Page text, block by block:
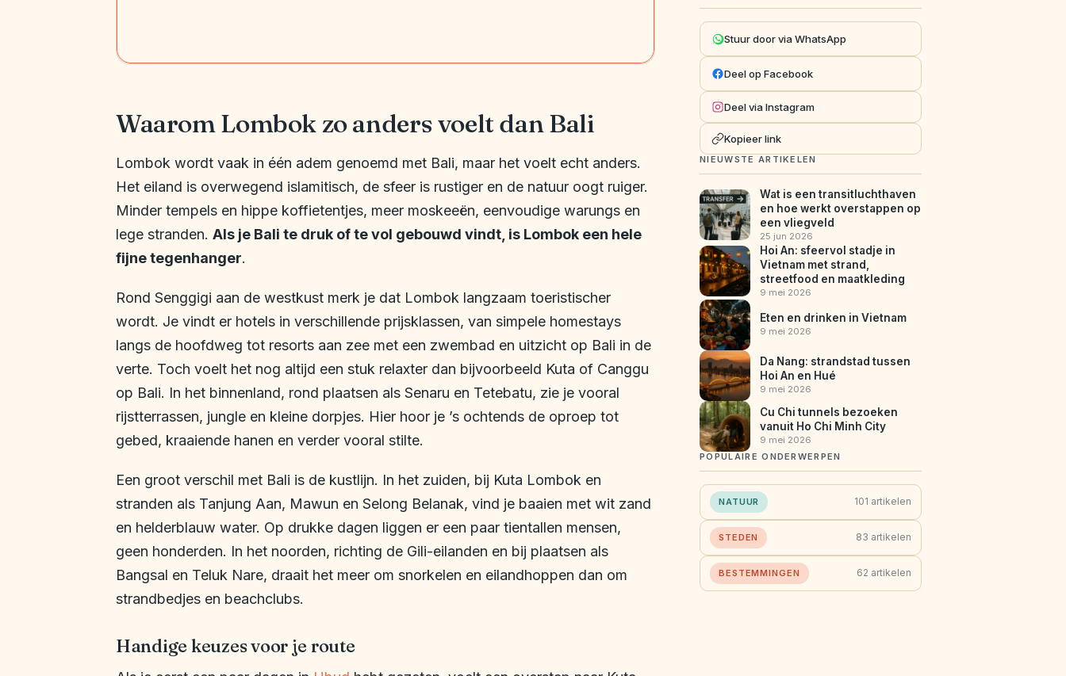
Waarom Lombok zo anders voelt dan Bali
Lombok wordt vaak in één adem genoemd met Bali, maar het voelt echt anders.
Het eiland is overwegend islamitisch, de sfeer is rustiger en de natuur oogt ruiger.
Minder tempels en hippe koffietentjes, meer moskeeën, eenvoudige warungs en
lege stranden. Als je Bali te druk of te vol gebouwd vindt, is Lombok een hele
fijne tegenhanger.
Rond Senggigi aan de westkust merk je dat Lombok langzaam toeristischer
wordt. Je vindt er hotels in verschillende prijsklassen, van simpele homestays
langs de hoofdweg tot resorts aan zee met een zwembad en uitzicht op Bali in de
verte. Toch voelt het nog altijd een stuk relaxter dan bijvoorbeeld Kuta of Canggu
op Bali. In het binnenland, rond plaatsen als Senaru en Tetebatu, zie je vooral
rijstterrassen, jungle en kleine dorpjes. Hier hoor je ’s ochtends de oproep tot
gebed, kraaiende hanen en verder vooral stilte.
Een groot verschil met Bali is de kustlijn. In het zuiden, bij Kuta Lombok en
stranden als Tanjung Aan, Mawun en Selong Belanak, vind je baaien met wit zand
en helderblauw water. Op drukke dagen liggen er een paar tientallen mensen,
geen honderden. In het noorden, richting de Gili-eilanden en bij plaatsen als
Bangsal en Teluk Nare, draait het meer om snorkelen en eilandhoppen dan om
strandbedjes en beachclubs.
Handige keuzes voor je route
Stuur door via WhatsApp
Deel op Facebook
Deel via Instagram
Kopieer link
NIEUWSTE ARTIKELEN
Wat is een transitluchthaven
en hoe werkt overstappen op
een vliegveld
25 jun 2026
Hoi An: sfeervol stadje in
Vietnam met strand,
streetfood en maatkleding
9 mei 2026
Eten en drinken in Vietnam
9 mei 2026
Da Nang: strandstad tussen
Hoi An en Hué
9 mei 2026
Cu Chi tunnels bezoeken
vanuit Ho Chi Minh City
9 mei 2026
POPULAIRE ONDERWERPEN
NATUUR 101 artikelen
STEDEN 83 artikelen
BESTEMMINGEN 62 artikelen